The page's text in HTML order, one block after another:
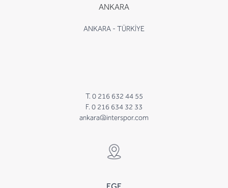
ANKARA
ANKARA - TÜRKİYE
T. 0 216 632 44 55
F. 0 216 634 32 33
ankara@interspor.com
EGE